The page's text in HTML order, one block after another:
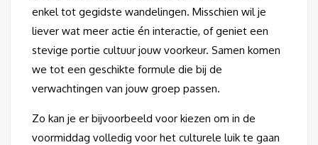
enkel tot gegidste wandelingen. Misschien wil je
liever wat meer actie én interactie, of geniet een
stevige portie cultuur jouw voorkeur. Samen komen
we tot een geschikte formule die bij de
verwachtingen van jouw groep passen.
Zo kan je er bijvoorbeeld voor kiezen om in de
voormiddag volledig voor het culturele luik te gaan